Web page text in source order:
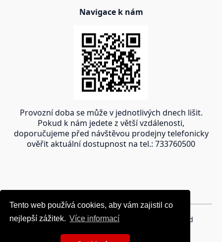
Tento web používá cookies, aby vám zajistil co
nejlepší zážitek. Více informací
Tento web používá cookies, aby vám zajistil co
nejlepší zážitek. Více informací
Navigace k nám
Provozní doba se může v jednotlivých dnech lišit.
Pokud k nám jedete z větší vzdálenosti,
doporučujeme před návštěvou prodejny telefonicky
ověřit aktuální dostupnost na tel.: 733760500
Copyright © 2024 oravakrb.sk, All rights reserved